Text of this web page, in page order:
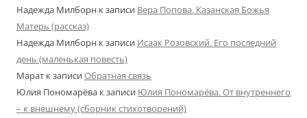
Надежда Милборн к записи Вера Попова. Казанская Божья
Матерь (рассказ)
Надежда Милборн к записи Исаак Розовский. Его последний
день (маленькая повесть)
Марат к записиОбратная связь
Юлия Пономарёва к записи Юлия Пономарёва. От внутреннего
– к внешнему (сборник стихотворений)